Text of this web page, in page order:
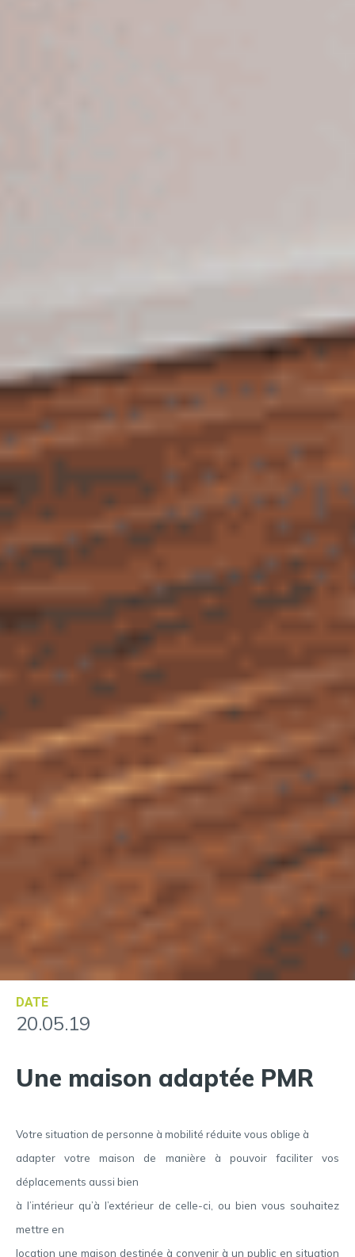
DATE
20.05.19
Une maison adaptée PMR
Votre situation de personne à mobilité réduite vous oblige à
adapter votre maison de manière à pouvoir faciliter vos
déplacements aussi bien
à l’intérieur qu’à l’extérieur de celle-ci, ou bien vous souhaitez
mettre en
location une maison destinée à convenir à un public en situation